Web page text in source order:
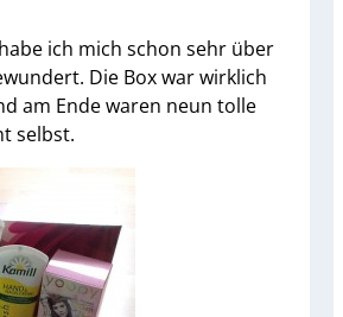
ich mich schon sehr über
Die Box war wirklich
am Ende waren neun tolle
selbst.